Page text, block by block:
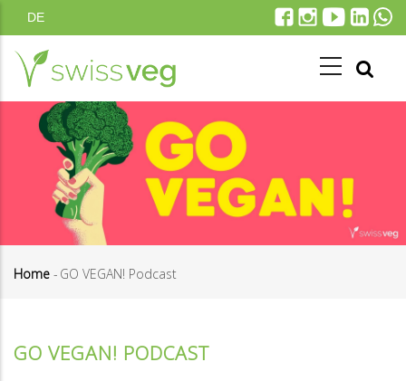
to
main
content
DE
Home - GO VEGAN! Podcast
GO VEGAN! PODCAST